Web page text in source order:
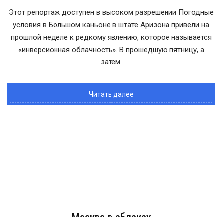
Этот репортаж доступен в высоком разрешении Погодные
условия в Большом каньоне в штате Аризона привели на
прошлой неделе к редкому явлению, которое называется
«инверсионная облачность». В прошедшую пятницу, а
затем.
Читать далее